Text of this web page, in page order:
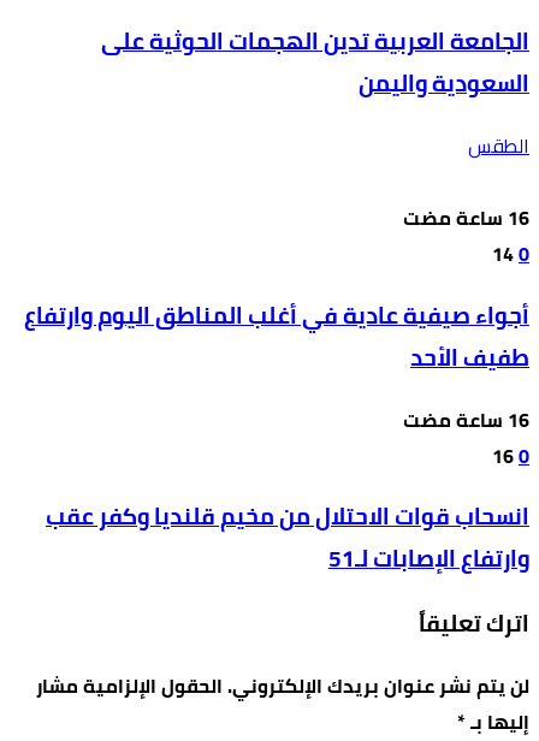
الجامعة العربية تدين الهجمات الحوثية على
السعودية واليمن
الطقس
0
14
أجواء صيفية عادية في أغلب المناطق اليوم وارتفاع
طفيف الأحد
0
16
انسحاب قوات الاحتلال من مخيم قلنديا وكفر عقب
وارتفاع الإصابات لـ51
اترك تعليقاً
لن يتم نشر عنوان بريدك الإلكتروني.الحقول الإلزامية مشار
إليها بـ*